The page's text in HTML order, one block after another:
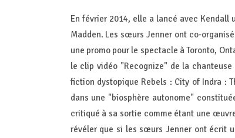
En février 2014, elle a lancé avec Kendall
Madden. Les sœurs Jenner ont co-
une promo pour le spectacle à Toronto,
le clip vidéo "Recognize" de la
fiction dystopique Rebels : City of Indra :
dans une "biosphère autonome"
critiqué à sa sortie comme étant une
révéler que si les sœurs Jenner ont écrit